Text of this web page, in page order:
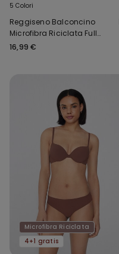
5 Colori
Reggiseno Balconcino
Microfibra Riciclata Full
Coverage Prague
16,99 €
Microfibra Riciclata
4+1 gratis